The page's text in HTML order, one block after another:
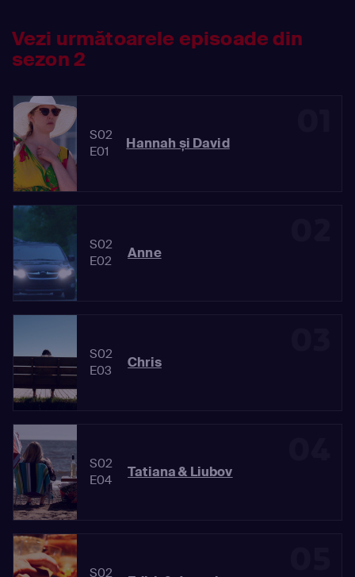
Vezi următoarele episoade din
sezon 2
S02
E01
Hannah și David
S02
E02
Anne
S02
E03
Chris
S02
E04
Tatiana & Liubov
S02